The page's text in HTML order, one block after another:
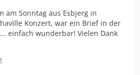
am Sonntag aus Esbjerg in
Konzert, war ein Brief in der
einfach wunderbar! Vielen Dank